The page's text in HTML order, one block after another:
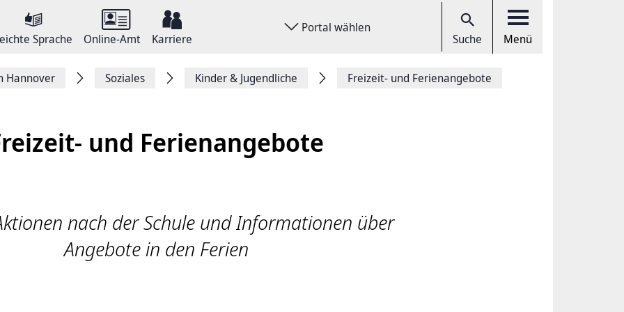
Sprache Online-Amt Karriere
Portal wählen
Suche Menü
Hannover Soziales Kinder & Jugendliche Freizeit- und Ferienangebote
und Ferienangebote
nach der Schule und Informationen über
Angebote in den Ferien